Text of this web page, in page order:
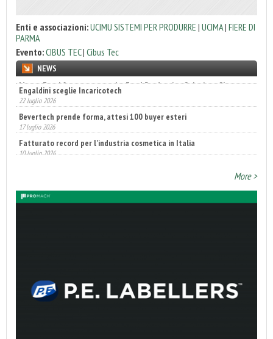
Enti e associazioni:UCIMU SISTEMI PER PRODURRE | UCIMA| FIERE DI
PARMA
Evento:CIBUS TEC| Cibus Tec
NEWS
Engaldini sceglie Incaricotech
22 luglio 2026
Bevertech prende forma, attesi 100 buyer esteri
17 luglio 2026
Fatturato record per l'industria cosmetica in Italia
10 luglio 2026
More >